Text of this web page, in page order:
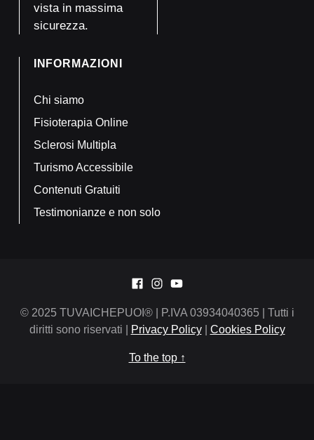
vista in massima
sicurezza.
INFORMAZIONI
Chi siamo
Fisioterapia Online
Sclerosi Multipla
Turismo Accessibile
Contenuti Gratuiti
Testimonianze e non solo
FacebookInstagram
© 2025 TUVAICHEPUOI® | P.IVA 03934040365 | Tutti i
diritti sono riservati |
Privacy Policy| Cookies Policy
To the top ↑